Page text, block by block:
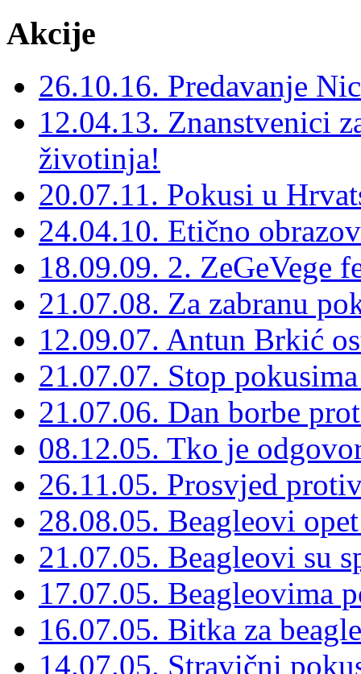
Akcije
26.10.16. Predavanje
12.04.13. Znanstvenici
životinja!
20.07.11. Pokusi u
24.04.10. Etično
18.09.09. 2. ZeGeVege
21.07.08. Za zabranu
12.09.07. Antun Brkić
21.07.07. Stop
21.07.06. Dan borbe
08.12.05. Tko je
26.11.05. Prosvjed
28.08.05. Beagleovi
21.07.05. Beagleovi su
17.07.05. Beagleovima
16.07.05. Bitka za
14.07.05. Stravični